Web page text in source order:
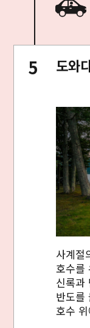
도와
사계절
호수를
신록과
반도를
호수